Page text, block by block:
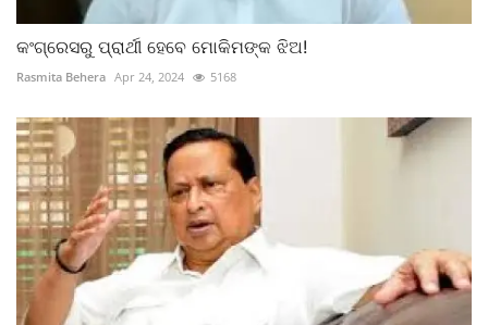
କଂଗ୍ରେସରୁ ପ୍ରାର୍ଥୀ ହେବେ ମୋକିମଙ୍କ ଝିଅ!
Rasmita Behera Apr 24, 2024 5168